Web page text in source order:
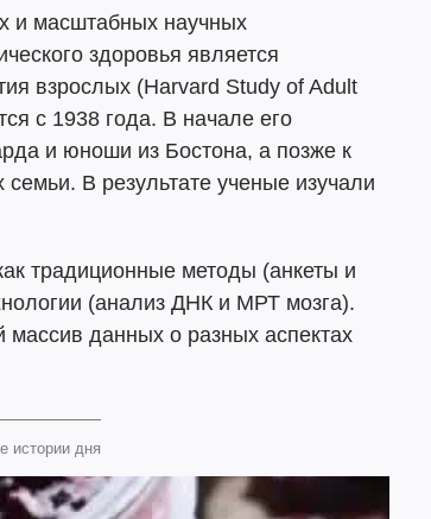
и масштабных научных
здоровья является
взрослых (Harvard Study of Adult
с 1938 года. В начале его
и юноши из Бостона, а позже к
В результате ученые изучали
традиционные методы (анкеты и
(анализ ДНК и МРТ мозга).
данных о разных аспектах
истории дня